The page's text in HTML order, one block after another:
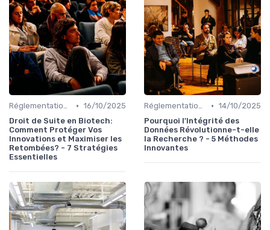
Réglementations & Conformité • 16/10/2025
Droit de Suite en Biotech:
Comment Protéger Vos
Innovations et Maximiser les
Retombées? - 7 Stratégies
Essentielles
Réglementations & Conformité • 14/10/2025
Pourquoi l'Intégrité des
Données Révolutionne-t-elle
la Recherche ? - 5 Méthodes
Innovantes